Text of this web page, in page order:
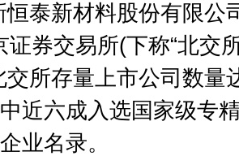
恒泰新材料股份有限公
证券交易所(下称“北交
交所存量上市公司数量
近六成入选国家级专
业名录。